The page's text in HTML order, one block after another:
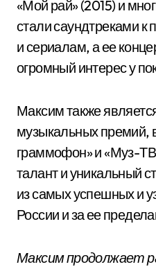
«Мой рай» (2015) и
стали саундтреками
и сериалам, а ее
огромный интерес у
Максим также
музыкальных премий,
граммофон» и «Муз-
талант и уникальный
из самых успешных и
России и за ее
Максим продолжает